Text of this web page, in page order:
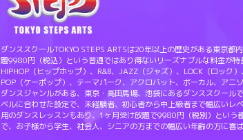
ダンススクールTOKYO STEPS ARTSは20年以上の歴史がある東京都
題9980円（税込）という普通ではあり得ないリーズナブルな料金が
HIPHOP（ヒップホップ）、R&B、JAZZ（ジャズ）、LOCK（ロック
POP（ケーポップ）、テーマパーク、アクロバット、ボーカル、アニ
ダンスジャンルがある、東京・高田馬場、池袋にあるダンススクール
ベルに合わせた設定で、未経験者、初心者から中上級者まで幅広いレ
用のダンスレッスンもあり、1ヶ月受け放題で9980円（税別）という
で、お子様から学生、社会人、シニアの方までの幅広い年齢の方に喜